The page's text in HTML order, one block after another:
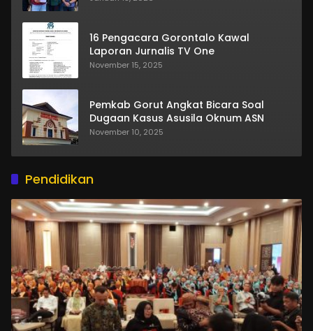
16 Pengacara Gorontalo Kawal
Laporan Jurnalis TV One
November 15, 2025
Pemkab Gorut Angkat Bicara Soal
Dugaan Kasus Asusila Oknum ASN
November 10, 2025
Pendidikan